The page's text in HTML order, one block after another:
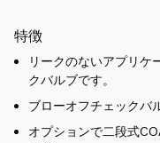
特徴
リークのないアプリケ
クバルブです。
ブローオフチェックバ
オプションで二段式